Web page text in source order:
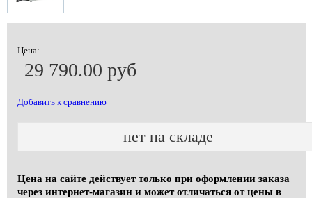
Цена:
29 790.00 руб
Добавить к сравнению
нет на складе
Цена на сайте действует только при оформлении заказа
через интернет-магазин и может отличаться от цены в